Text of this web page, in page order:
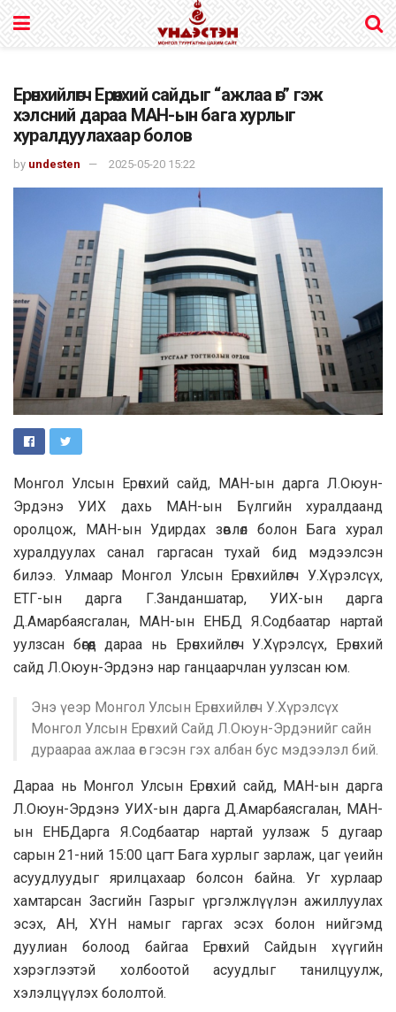
Ерөнхийлөгч Ерөнхий сайдыг “ажлаа өг” гэж
хэлсний дараа МАН-ын бага хурлыг
хуралдуулахаар болов
by undesten 2025-05-20 15:22
Монгол Улсын Ерөнхий сайд, МАН-ын дарга Л.Оюун-
Эрдэнэ УИХ дахь МАН-ын Бүлгийн хуралдаанд
оролцож, МАН-ын Удирдах зөвлөл болон Бага хурал
хуралдуулах санал гаргасан тухай бид мэдээлсэн
билээ. Улмаар Монгол Улсын Ерөнхийлөгч У.Хүрэлсүх,
ЕТГ-ын дарга Г.Занданшатар, УИХ-ын дарга
Д.Амарбаясгалан, МАН-ын ЕНБД Я.Содбаатар нартай
уулзсан бөгөөд дараа нь Ерөнхийлөгч У.Хүрэлсүх, Ерөнхий
сайд Л.Оюун-Эрдэнэ нар ганцаарчлан уулзсан юм.
Энэ үеэр Монгол Улсын Ерөнхийлөгч У.Хүрэлсүх
Монгол Улсын Ерөнхий Сайд Л.Оюун-Эрдэнийг сайн
дураараа ажлаа өг гэсэн гэх албан бус мэдээлэл бий.
Дараа нь Монгол Улсын Ерөнхий сайд, МАН-ын дарга
Л.Оюун-Эрдэнэ УИХ-ын дарга Д.Амарбаясгалан, МАН-
ын ЕНБДарга Я.Содбаатар нартай уулзаж 5 дугаар
сарын 21-ний 15:00 цагт Бага хурлыг зарлаж, цаг үеийн
асуудлуудыг ярилцахаар болсон байна. Уг хурлаар
хамтарсан Засгийн Газрыг үргэлжлүүлэн ажиллуулах
эсэх, АН, ХҮН намыг гаргах эсэх болон нийгэмд
дуулиан болоод байгаа Ерөнхий Сайдын хүүгийн
хэрэглээтэй холбоотой асуудлыг танилцуулж,
хэлэлцүүлэх бололтой.